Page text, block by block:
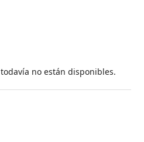
no están disponibles.